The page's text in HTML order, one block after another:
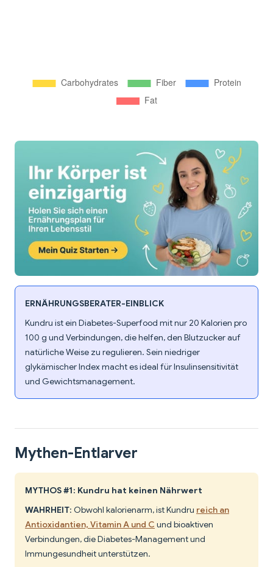
ERNÄHRUNGSBERATER-EINBLICK
Kundru ist ein Diabetes-Superfood mit nur 20 Kalorien pro
100 g und Verbindungen, die helfen, den Blutzucker auf
natürliche Weise zu regulieren. Sein niedriger
glykämischer Index macht es ideal für Insulinsensitivität
und Gewichtsmanagement.
Mythen-Entlarver
MYTHOS #1: Kundru hat keinen Nährwert
WAHRHEIT: Obwohl kalorienarm, ist Kundru reich an
Antioxidantien, Vitamin A und C und bioaktiven
Verbindungen, die Diabetes-Management und
Immungesundheit unterstützen.